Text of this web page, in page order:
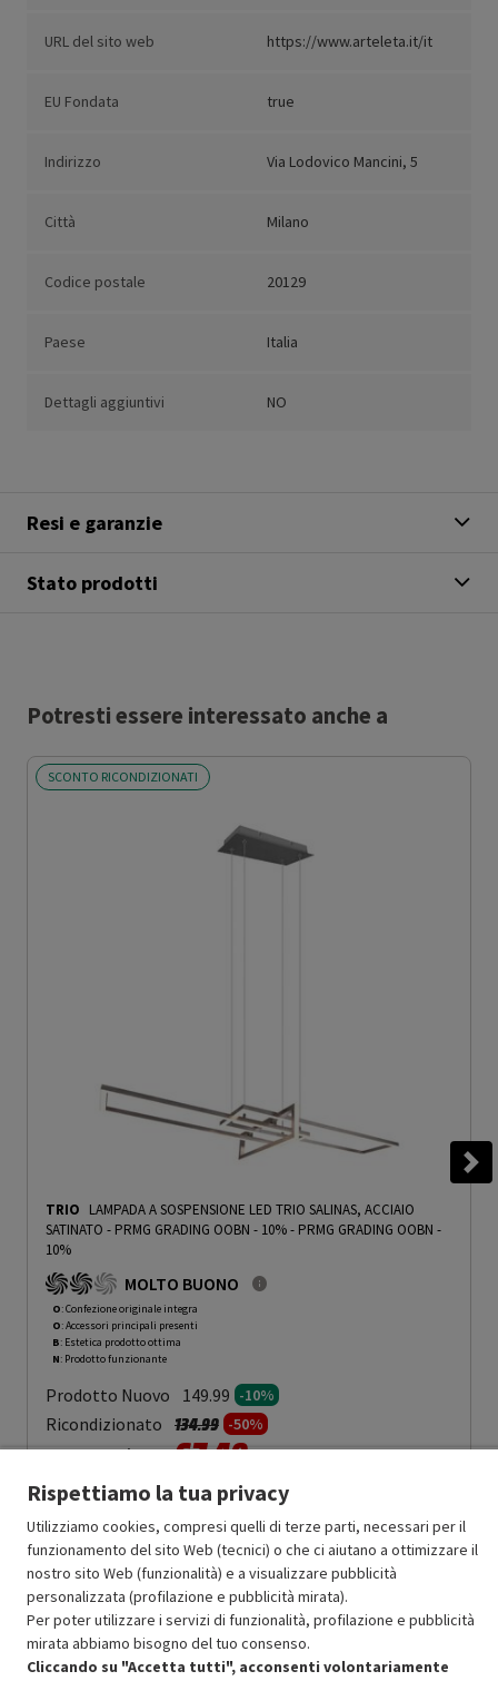
URL del sito web https://www.arteleta.it/it
EU Fondata true
Indirizzo Via Lodovico Mancini, 5
Città Milano
Codice postale 20129
Paese Italia
Dettagli aggiuntivi NO
Resi e garanzie
Stato prodotti
Potresti essere interessato anche a
SCONTO RICONDIZIONATI
TRIO LAMPADA A SOSPENSIONE LED TRIO SALINAS, ACCIAIO
SATINATO - PRMG GRADING OOBN - 10%- PRMG GRADING OOBN -
10%
MOLTO BUONO
O: Confezione originale integra
O: Accessori principali presenti
B: Estetica prodotto ottima
N: Prodotto funzionante
Prodotto Nuovo 149.99 -10%
Ricondizionato Prezzo ridotto da
134.99a-50%
In Promozione 67.49
Aggiungi al carrello
SCONTO RICONDIZIONATI
Approfitta dello sconto del 50% sul prodotto ricondizionato.
Rispettiamo la tua privacy
Utilizziamo cookies, compresi quelli di terze parti, necessari per il
funzionamento del sito Web (tecnici) o che ci aiutano a ottimizzare il
nostro sito Web (funzionalità) e a visualizzare pubblicità
personalizzata (profilazione e pubblicità mirata).
Per poter utilizzare i servizi di funzionalità, profilazione e pubblicità
mirata abbiamo bisogno del tuo consenso.
Cliccando su "Accetta tutti", acconsenti volontariamente